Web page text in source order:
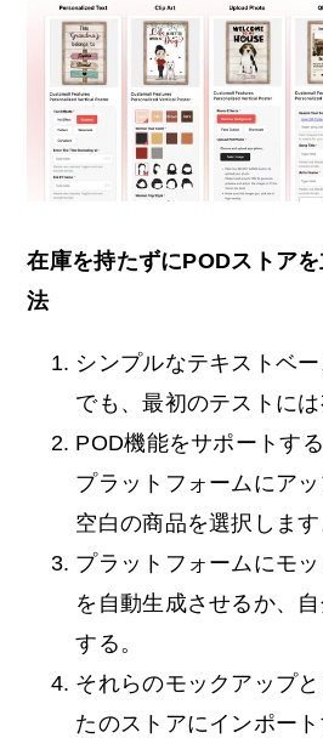
在庫を持たずにPODストア
法
シンプルなテキストベ
でも、最初のテストには
POD機能をサポートす
プラットフォームにアッ
空白の商品を選択します
プラットフォームにモ
を自動生成させるか、
する。
それらのモックアップ
たのストアにインポート